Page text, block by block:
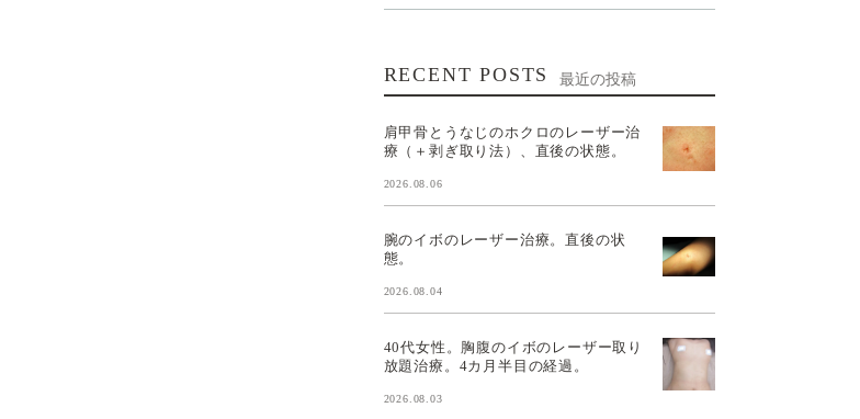
RECENT POSTS 最近の投稿
肩甲骨とうなじのホクロのレーザー治
療（＋剥ぎ取り法）、直後の状態。
2026.08.06
腕のイボのレーザー治療。直後の状
態。
2026.08.04
40代女性。胸腹のイボのレーザー取り
放題治療。4カ月半目の経過。
2026.08.03